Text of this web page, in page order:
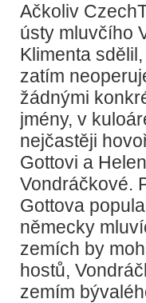
Ačkoliv
ústy mluvčího
Klimenta
zatím
žádnými
jmény, v
nejčastěji
Gottovi a
Vondráčkové.
Gottova
německy
zemích by
hostů,
zemím